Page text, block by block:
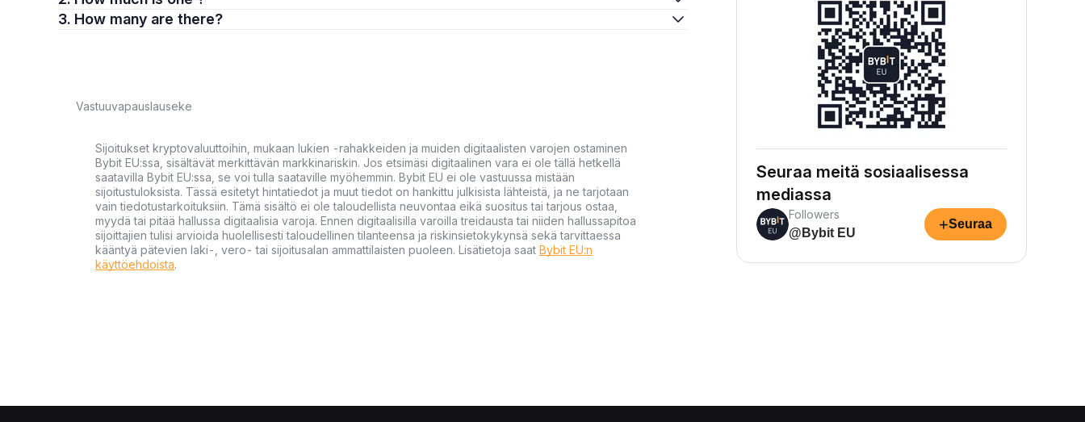
3. How many are there?
Vastuuvapauslauseke
Sijoitukset kryptovaluuttoihin, mukaan lukien -rahakkeiden ja muiden digitaalisten varojen ostaminen
Bybit EU:ssa, sisältävät merkittävän markkinariskin. Jos etsimäsi digitaalinen vara ei ole tällä hetkellä
saatavilla Bybit EU:ssa, se voi tulla saataville myöhemmin. Bybit EU ei ole vastuussa mistään
sijoitustuloksista. Tässä esitetyt hintatiedot ja muut tiedot on hankittu julkisista lähteistä, ja ne tarjotaan
vain tiedotustarkoituksiin. Tämä sisältö ei ole taloudellista neuvontaa eikä suositus tai tarjous ostaa,
myydä tai pitää hallussa digitaalisia varoja. Ennen digitaalisilla varoilla treidausta tai niiden hallussapitoa
sijoittajien tulisi arvioida huolellisesti taloudellinen tilanteensa ja riskinsietokykynsä sekä tarvittaessa
kääntyä pätevien laki-, vero- tai sijoitusalan ammattilaisten puoleen. Lisätietoja saat Bybit EU:n
käyttöehdoista.
Seuraa meitä sosiaalisessa
mediassa
Followers
@Bybit EU
+Seuraa